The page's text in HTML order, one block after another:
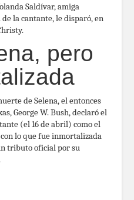
Saldívar, amiga
la cantante, le disparó, en
pero
de Selena, el entonces
George W. Bush, declaró el
(el 16 de abril) como el
con lo que fue inmortalizada
tributo oficial por su